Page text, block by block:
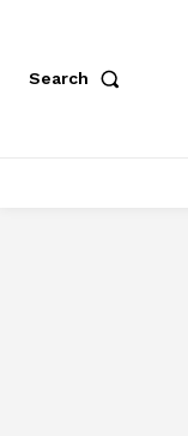
Search